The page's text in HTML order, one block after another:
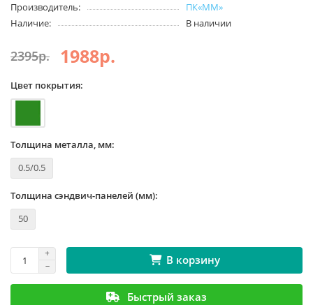
Производитель:
ПК«ММ»
Наличие:
В наличии
2395р. 1988р.
Цвет покрытия:
Толщина металла, мм:
0.5/0.5
Толщина сэндвич-панелей (мм):
50
В корзину
Быстрый заказ